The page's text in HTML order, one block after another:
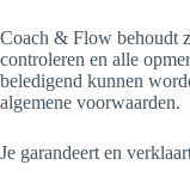
Coach & Flow behoudt
controleren en alle
beledigend kunnen
algemene voorwaarden.
Je garandeert en